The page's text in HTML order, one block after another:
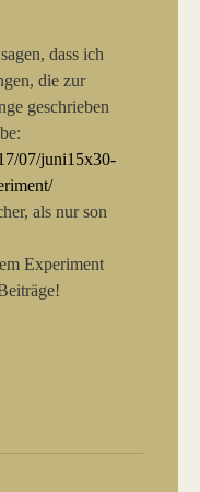
dass ich
die zur
geschrieben
07/juni15x30-
als nur son
Experiment